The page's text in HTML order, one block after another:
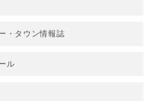
・タウン情報誌
ル